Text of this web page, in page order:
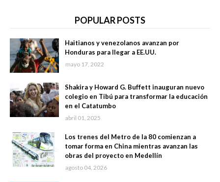
POPULAR POSTS
Haitianos y venezolanos avanzan por
Honduras para llegar a EE.UU.
mayo 17, 2022
Shakira y Howard G. Buffett inauguran nuevo
colegio en Tibú para transformar la educación
en el Catatumbo
abril 01, 2025
Los trenes del Metro de la 80 comienzan a
tomar forma en China mientras avanzan las
obras del proyecto en Medellín
agosto 04, 2026